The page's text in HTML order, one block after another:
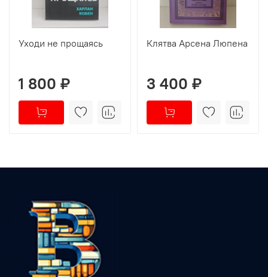
Уходи не прощаясь
1 800 ₽
Клятва Арсена Люпена
3 400 ₽